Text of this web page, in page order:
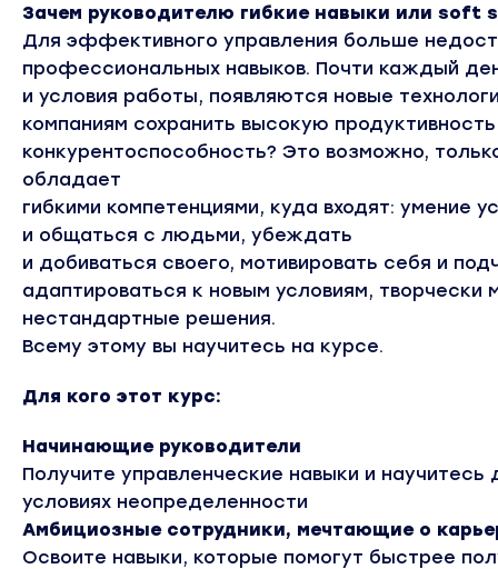
Зачем руководителю гибкие навыки или soft
Для эффективного управления больше
профессиональных навыков. Почти каждый
и условия работы, появляются новые
компаниям сохранить высокую
конкурентоспособность? Это возможно,
обладает
гибкими компетенциями, куда входят: умение
и общаться с людьми, убеждать
и добиваться своего, мотивировать себя и
адаптироваться к новым условиям, творчески
нестандартные решения.
Всему этому вы научитесь на курсе.
Для кого этот курс:
Начинающие руководители
Получите управленческие навыки и научитесь
условиях неопределенности
Амбициозные сотрудники, мечтающие о
Освоите навыки, которые помогут быстрее